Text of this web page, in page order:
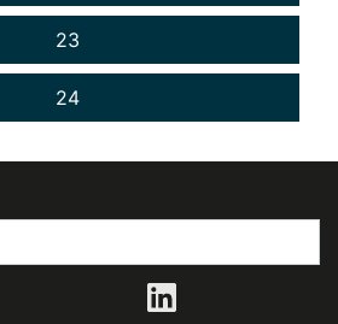
23
24
LinkedIn